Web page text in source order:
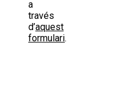
a
través
d’aquest
formulari.